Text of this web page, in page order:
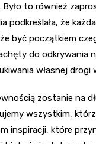
to również
podkreślała, że
być początkiem
do odkrywania
własnej drogi
zostanie na
wszystkim,
inspiracji, które